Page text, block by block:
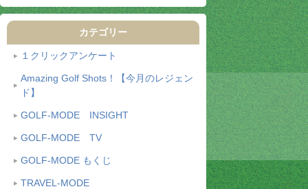
カテゴリー
１クリックアンケート
Amazing Golf Shots！【今月のレジェン
ド】
GOLF-MODE INSIGHT
GOLF-MODE TV
GOLF-MODE もくじ
TRAVEL-MODE